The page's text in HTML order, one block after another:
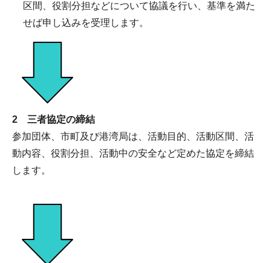
区間、役割分担などについて協議を行い、基準を満た
せば申し込みを受理します。
2 三者協定の締結
参加団体、市町及び港湾局は、活動目的、活動区間、活
動内容、役割分担、活動中の安全など定めた協定を締結
します。